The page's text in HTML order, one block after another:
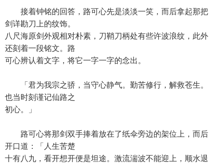
接着钟铭的回答，路可心先是淡淡一笑，而后拿起那把
剑详勘刀上的纹饰。
八尺海原剑外观相对朴素，刀鞘刀柄处有些许波浪纹，此外
还刻着一段铭文。路
可心辨认着文字，将它一字一字的念出。
「君为我宗之骄，当守心静气。勤苦修行，解救苍生。
也当时刻谨记仙路之
初心。」
路可心将那剑双手捧着放在了纸伞旁边的架位上，而后
开口道：「人生苦楚
十有八九，看开想开便是坦途。激流湍波不能迎上，顺水退